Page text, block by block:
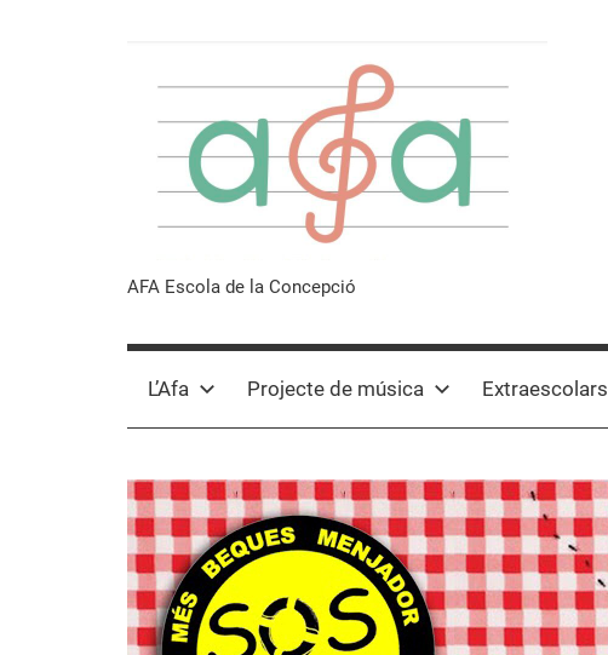
Afa
Escola
de
la
Concepció
AFA Escola de la Concepció
L’Afa Projecte de música Extraescolars